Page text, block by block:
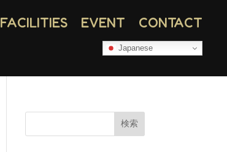
Japanese
FACILITIES EVENT CONTACT
検索